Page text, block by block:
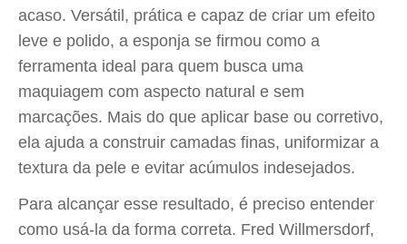
acaso. Versátil, prática e capaz de criar um efeito
leve e polido, a esponja se firmou como a
ferramenta ideal para quem busca uma
maquiagem com aspecto natural e sem
marcações. Mais do que aplicar base ou corretivo,
ela ajuda a construir camadas finas, uniformizar a
textura da pele e evitar acúmulos indesejados.
Para alcançar esse resultado, é preciso entender
como usá-la da forma correta. Fred Willmersdorf,